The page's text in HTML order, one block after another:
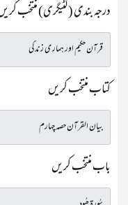
درجہ بندی (کٹیگری) منتخب
کتاب منتخب کریں
باب منتخب کریں